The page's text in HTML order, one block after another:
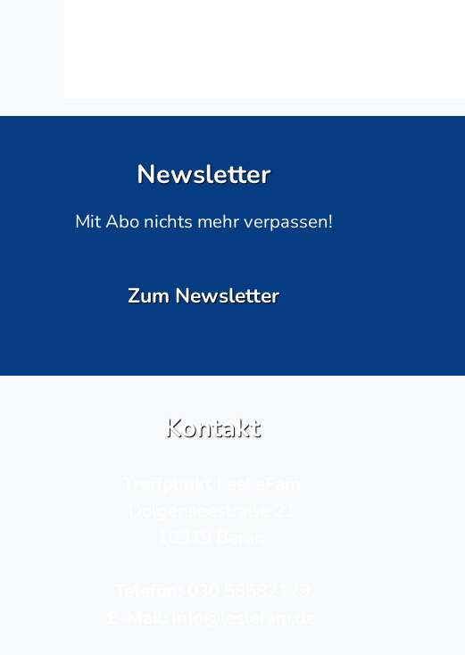
Newsletter
Mit Abo nichts mehr verpassen!
Zum Newsletter
Kontakt